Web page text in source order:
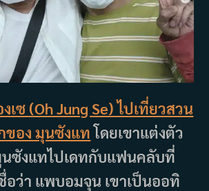
เซ (Oh Jung Se) ไปเที่ยวสวน
อง มุนซังแทโดยเขาแต่งตัว
ซังแทไปเดทกับแฟนคลับที่
อว่า แพบอมจุน เขาเป็นออทิ